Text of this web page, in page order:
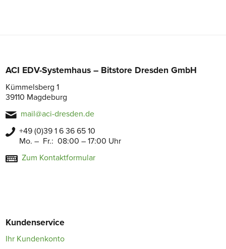
ACI EDV-Systemhaus – Bitstore Dresden GmbH
Kümmelsberg 1
39110 Magdeburg
mail@aci-dresden.de
+49 (0)39 1 6 36 65 10
Mo. – Fr.: 08:00 – 17:00 Uhr
Zum Kontaktformular
Kundenservice
Ihr Kundenkonto